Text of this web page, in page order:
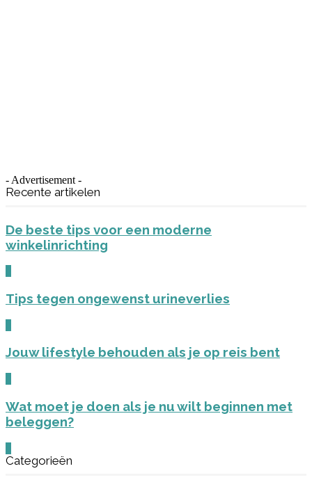
- Advertisement -
Recente artikelen
De beste tips voor een moderne
winkelinrichting
Tips tegen ongewenst urineverlies
Jouw lifestyle behouden als je op reis bent
Wat moet je doen als je nu wilt beginnen met
beleggen?
Categorieën